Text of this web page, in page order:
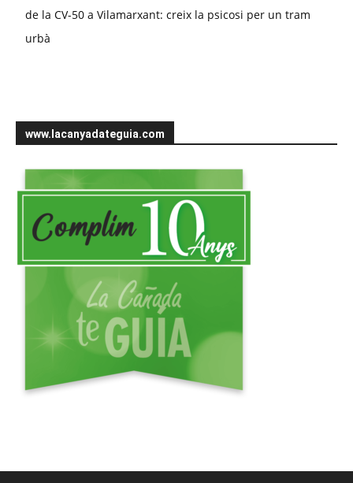
de la CV-50 a Vilamarxant: creix la psicosi per un tram
urbà
www.lacanyadateguia.com